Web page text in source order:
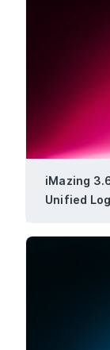
iMazing
Unified